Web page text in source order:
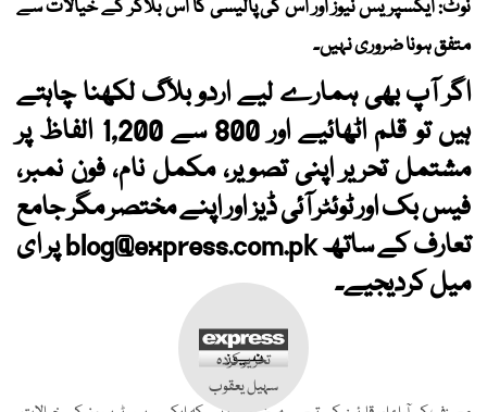
نوٹ: ایکسپریس نیوز اور اس کی پالیسی کا اس بلاگر کے خیالات سے
متفق ہونا ضروری نہیں۔
اگر آپ بھی ہمارے لیے اردو بلاگ لکھنا چاہتے
ہیں تو قلم اٹھائیے اور 800 سے 1,200 الفاظ پر
مشتمل تحریر اپنی تصویر، مکمل نام، فون نمبر،
فیس بک اور ٹوئٹر آئی ڈیز اور اپنے مختصر مگر جامع
تعارف کے ساتھblog@express.com.pkپر ای
میل کردیجیے۔
تحریر کردہ
سہیل یعقوب